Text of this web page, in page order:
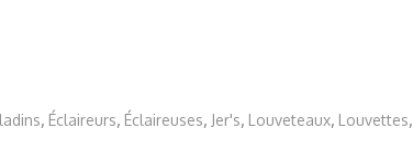
, Éclaireurs, Éclaireuses, Jer's, Louveteaux, Louvettes,